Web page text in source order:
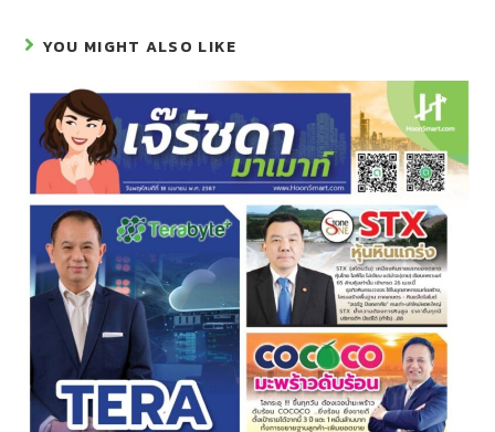
YOU MIGHT ALSO LIKE